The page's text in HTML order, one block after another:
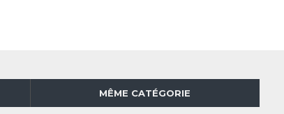
MÊME CATÉGORIE